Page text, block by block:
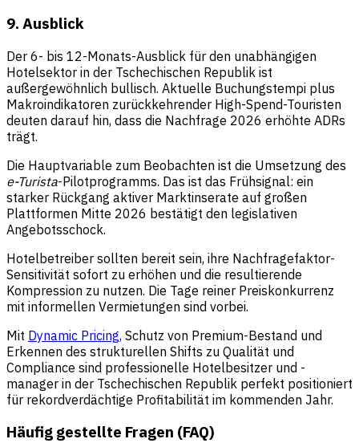
9. Ausblick
Der 6- bis 12-Monats-Ausblick für den unabhängigen
Hotelsektor in der Tschechischen Republik ist
außergewöhnlich bullisch. Aktuelle Buchungstempi plus
Makroindikatoren zurückkehrender High-Spend-Touristen
deuten darauf hin, dass die Nachfrage 2026 erhöhte ADRs
trägt.
Die Hauptvariable zum Beobachten ist die Umsetzung des
e-Turista-Pilotprogramms. Das ist das Frühsignal: ein
starker Rückgang aktiver Marktinserate auf großen
Plattformen Mitte 2026 bestätigt den legislativen
Angebotsschock.
Hotelbetreiber sollten bereit sein, ihre Nachfragefaktor-
Sensitivität sofort zu erhöhen und die resultierende
Kompression zu nutzen. Die Tage reiner Preiskonkurrenz
mit informellen Vermietungen sind vorbei.
Mit Dynamic Pricing, Schutz von Premium-Bestand und
Erkennen des strukturellen Shifts zu Qualität und
Compliance sind professionelle Hotelbesitzer und -
manager in der Tschechischen Republik perfekt positioniert
für rekordverdächtige Profitabilität im kommenden Jahr.
Häufig gestellte Fragen (FAQ)